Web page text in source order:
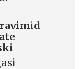
ravimid